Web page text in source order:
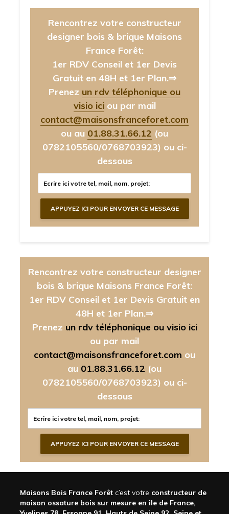
Rencontrez votre constructeur
designer bois & brique Maisons
France Forêt:
1er RDV Conseil et 1er Devis
Gratuit en 48H et 1er Plan.⇒
Prenez un rdv téléphonique ou
visio iciou par mail
contact@maisonsfranceforet.com
ou au 01.88.31.66.12 (ou
0782105560/0768703923) ou ci-
dessous
Rencontrez votre constructeur designer
bois & brique Maisons France Forêt:
1er RDV Conseil et 1er Devis Gratuit en
48H et 1er Plan.⇒
Prenez un rdv téléphonique ou visio ici
ou par mail
contact@maisonsfranceforet.com ou
au 01.88.31.66.12 (ou
0782105560/0768703923) ou ci-
dessous
Maisons Bois France Forêt c’est votre constructeur de
maison ossature bois sur mesure en ile de France,